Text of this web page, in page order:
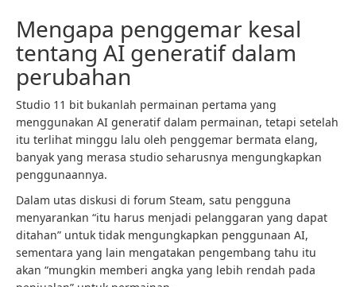
Mengapa penggemar kesal
tentang AI generatif dalam
perubahan
Studio 11 bit bukanlah permainan pertama yang
menggunakan AI generatif dalam permainan, tetapi setelah
itu terlihat minggu lalu oleh penggemar bermata elang,
banyak yang merasa studio seharusnya mengungkapkan
penggunaannya.
Dalam utas diskusi di forum Steam, satu pengguna
menyarankan “itu harus menjadi pelanggaran yang dapat
ditahan” untuk tidak mengungkapkan penggunaan AI,
sementara yang lain mengatakan pengembang tahu itu
akan “mungkin memberi angka yang lebih rendah pada